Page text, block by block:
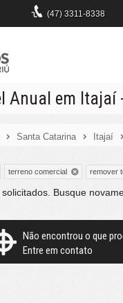
(47) 3311-8338
Anual em Itajaí
Santa Catarina Itajaí
terreno comercial remover
Busque
Não encontrou o que
Entre em contato